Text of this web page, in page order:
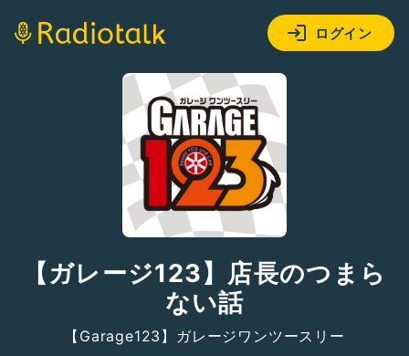
ログイン
【ガレージ123】店長のつまら
ない話
【Garage123】ガレージワンツースリー